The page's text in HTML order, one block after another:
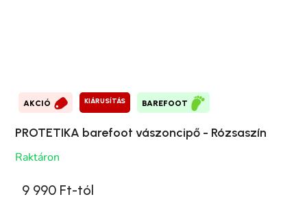
AKCIÓ KIÁRUSÍTÁS BAREFOOT
PROTETIKA barefoot vászoncipő - Rózsaszín
Raktáron
9 990 Ft-tól